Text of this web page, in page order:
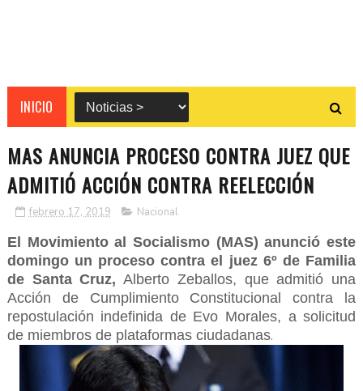
INICIO
MAS ANUNCIA PROCESO CONTRA JUEZ QUE
ADMITIÓ ACCIÓN CONTRA REELECCIÓN
febrero 17, 2019 Nacional
El Movimiento al Socialismo (MAS) anunció este
domingo un proceso contra el juez 6º de Familia
de Santa Cruz, Alberto Zeballos, que admitió una
Acción de Cumplimiento Constitucional contra la
repostulación indefinida de Evo Morales, a solicitud
de miembros de plataformas ciudadanas.